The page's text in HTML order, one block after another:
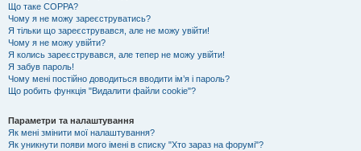
Що таке COPPA?
Чому я не можу зареєструватись?
Я тільки що зареєструвався, але не можу увійти!
Чому я не можу увійти?
Я колись зареєструвався, але тепер не можу увійти!
Я забув пароль!
Чому мені постійно доводиться вводити ім’я і пароль?
Що робить функція "Видалити файли cookie"?
Параметри та налаштування
Як мені змінити мої налаштування?
Як уникнути появи мого імені в списку "Хто зараз на форумі"?